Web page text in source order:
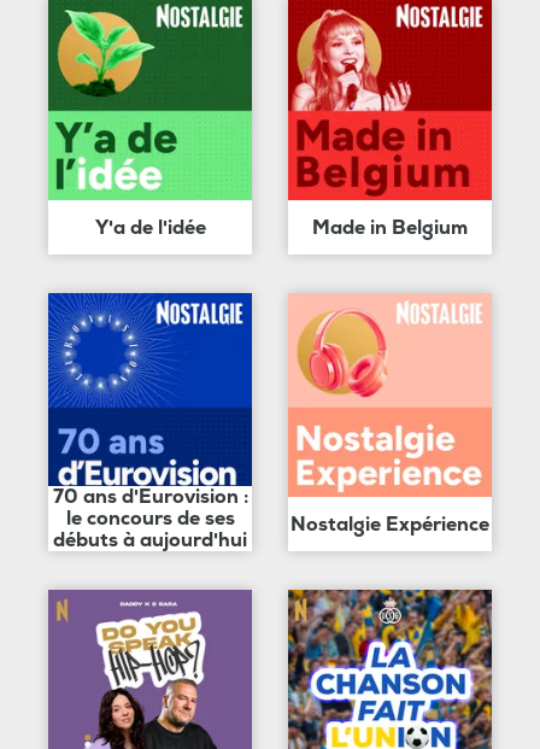
Y'a de l'idée Made in Belgium
70 ans d'Eurovision :
le concours de ses
débuts à aujourd'hui
Nostalgie Expérience